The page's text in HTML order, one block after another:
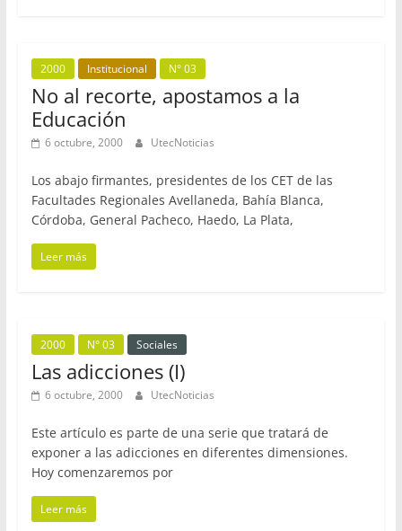
2000 Institucional N° 03
No al recorte, apostamos a la
Educación
6 octubre, 2000 UtecNoticias
Los abajo firmantes, presidentes de los CET de las
Facultades Regionales Avellaneda, Bahía Blanca,
Córdoba, General Pacheco, Haedo, La Plata,
Leer más
2000 N° 03 Sociales
Las adicciones (I)
6 octubre, 2000 UtecNoticias
Este artículo es parte de una serie que tratará de
exponer a las adicciones en diferentes dimensiones.
Hoy comenzaremos por
Leer más